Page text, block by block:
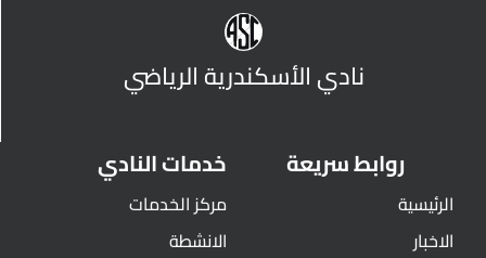
نادي الأسكندرية الرياضي
روابط سريعة
الرئيسية
الاخبار
خدمات النادي
مركز الخدمات
الانشطة